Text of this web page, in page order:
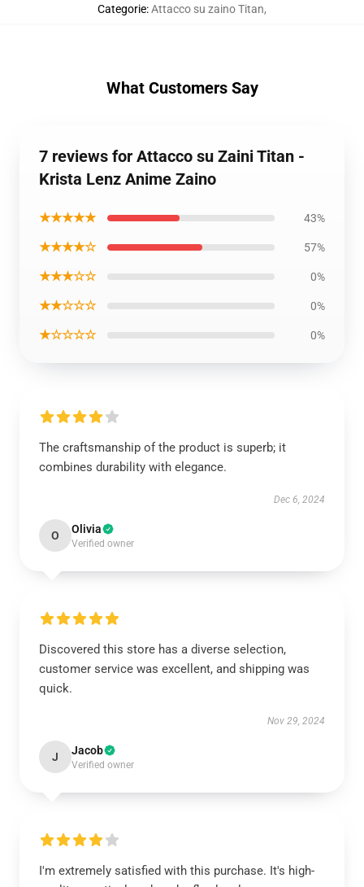
Categorie:Attacco su zaino Titan,
What Customers Say
7 reviews for Attacco su Zaini Titan -
Krista Lenz Anime Zaino
★★★★★ 43%
★★★★☆ 57%
★★★☆☆ 0%
★★☆☆☆ 0%
★☆☆☆☆ 0%
The craftsmanship of the product is superb; it
combines durability with elegance.
Dec 6, 2024
O Olivia
Verified owner
Discovered this store has a diverse selection,
customer service was excellent, and shipping was
quick.
Nov 29, 2024
J Jacob
Verified owner
I'm extremely satisfied with this purchase. It's high-